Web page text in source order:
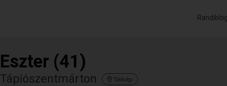
Randiblog
Eszter (41)
Tápiószentmárton Térkép